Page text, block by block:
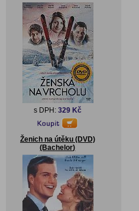
s DPH: 329 Kč
Ženich na útěku (DVD)
(Bachelor)